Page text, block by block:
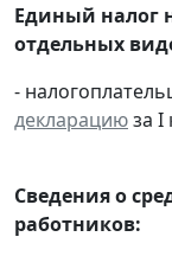
Единый налог
отдельных
-
декларациюза I
Сведения о
работников: